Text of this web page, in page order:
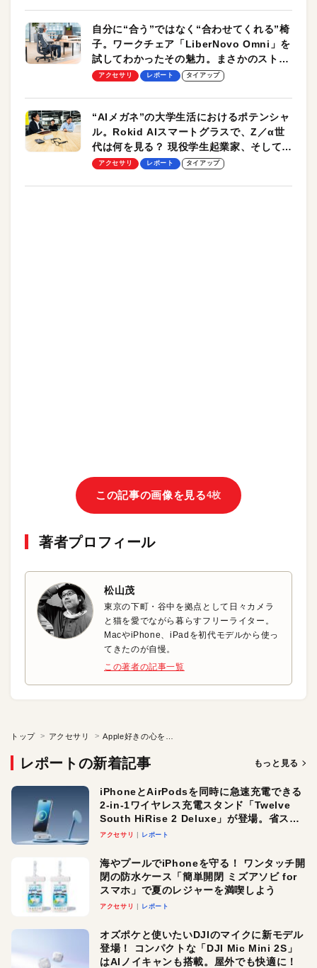
自分に“合う”ではなく“合わせてくれる”椅
子。ワークチェア「LiberNovo Omni」を
試してわかったその魅力。まさかのストレ
ッチ機能も搭載
アクセサリ レポート タイアップ
“AIメガネ”の大学生活におけるポテンシャ
ル。Rokid AIスマートグラスで、Z／α世
代は何を見る？ 現役学生起業家、そして教
授による体験会レポート【PR】
アクセサリ レポート タイアップ
この記事の画像を見る4枚
著者プロフィール
松山茂
東京の下町・谷中を拠点として日々カメラ
と猫を愛でながら暮らすフリーライター。
MacやiPhone、iPadを初代モデルから使っ
てきたのが自慢。
この著者の記事一覧
トップ アクセサリ
レポートの新着記事 もっと見る
iPhoneとAirPodsを同時に急速充電できる
2-in-1ワイヤレス充電スタンド「Twelve
South HiRise 2 Deluxe」が登場。省スペ
ースでおしゃれに充電したい人にオスス
アクセサリ レポート
海やプールでiPhoneを守る！ ワンタッチ開
閉の防水ケース「簡単開閉 ミズアソビ for
スマホ」で夏のレジャーを満喫しよう
アクセサリ レポート
オズポケと使いたいDJIのマイクに新モデル
登場！ コンパクトな「DJI Mic Mini 2S」
はAIノイキャンも搭載。屋外でも快適に！